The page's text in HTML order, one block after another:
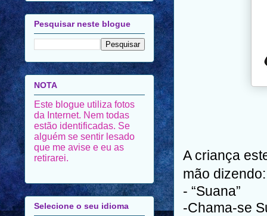
A criança
mão dizendo:
- “Suana”
-Chama-se
Pesquisar neste blogue
NOTA
Este blogue utiliza fotos
da Internet. Nem todas
estão identificadas. Se
alguém se sentir lesado
que me avise e eu as
retirarei.
Selecione o seu idioma